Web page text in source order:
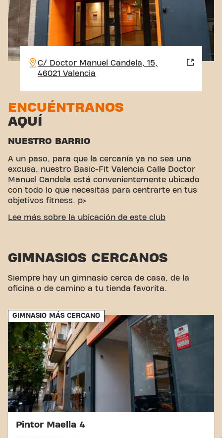
C/ Doctor Manuel Candela, 15,
46021 Valencia
ENCUÉNTRANOS
AQUÍ
NUESTRO BARRIO
A un paso, para que la cercanía ya no sea una
excusa, nuestro Basic-Fit Valencia Calle Doctor
Manuel Candela está convenientemente ubicado
con todo lo que necesitas para centrarte en tus
objetivos fitness. p>
ACCESIBILIDAD FÁCIL
y relajarse. Con su fácil acceso, el gimnasio es una
visitantes.
Lee más sobre la ubicación de este club
GIMNASIOS CERCANOS
Siempre hay un gimnasio cerca de casa, de la
oficina o de camino a tu tienda favorita.
GIMNASIO MÁS CERCANO
Pintor Maella 4